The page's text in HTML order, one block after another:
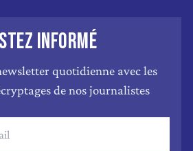
INFORMÉ
quotidienne avec les
de nos journalistes